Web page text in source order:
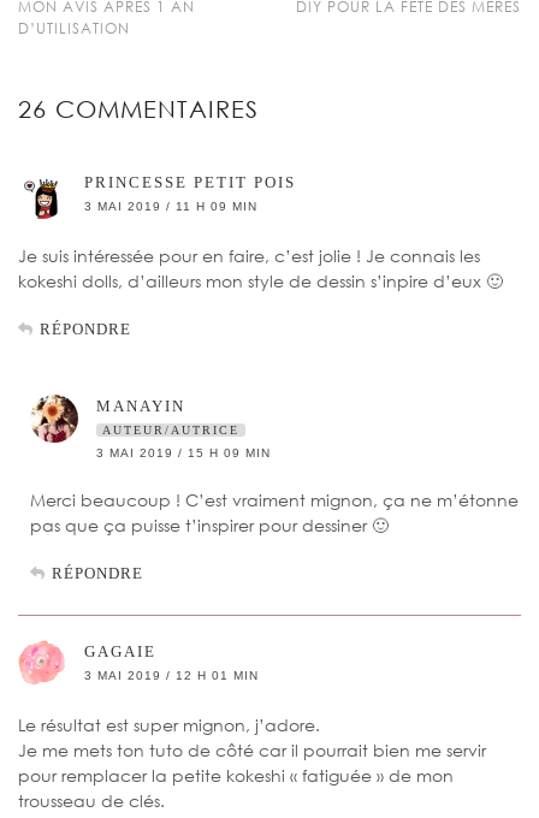
MON AVIS APRÈS 1 AN
D’UTILISATION
DIY POUR LA FÊTE DES MÈRES
26 COMMENTAIRES
PRINCESSE PETIT POIS
3 MAI 2019 / 11 H 09 MIN
Je suis intéressée pour en faire, c’est jolie ! Je connais les
kokeshi dolls, d’ailleurs mon style de dessin s’inpire d’eux 🙂
RÉPONDRE
MANAYIN
AUTEUR/AUTRICE
3 MAI 2019 / 15 H 09 MIN
Merci beaucoup ! C’est vraiment mignon, ça ne m’étonne
pas que ça puisse t’inspirer pour dessiner 🙂
RÉPONDRE
GAGAIE
3 MAI 2019 / 12 H 01 MIN
Le résultat est super mignon, j’adore.
Je me mets ton tuto de côté car il pourrait bien me servir
pour remplacer la petite kokeshi « fatiguée » de mon
trousseau de clés.